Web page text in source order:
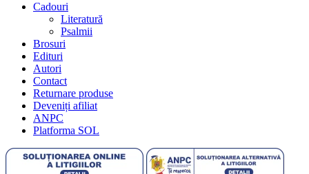
Cadouri
Literatură
Psalmii
Brosuri
Edituri
Autori
Contact
Returnare produse
Deveniți afiliat
ANPC
Platforma SOL